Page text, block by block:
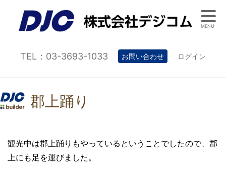
TEL：03-3693-1033 お問い合わせ ログイン
郡上踊り
観光中は郡上踊りもやっているということでしたので、郡
上にも足を運びました。
MENU